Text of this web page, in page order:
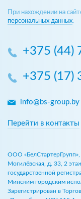
При нахождении на
персональных данных.
+375 (44)
+375 (17)
info@bs-group.by
Перейти в контакты
ООО «БелСтартерГрупп»,
Могилёвская, д. 33, 2
государственной
Минским городским
Зарегистрирован в